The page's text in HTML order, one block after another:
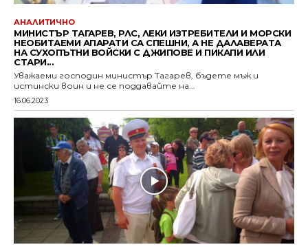
АНАЛИТИЧНО
МИНИСТЪР ТАГАРЕВ, РЛС, ЛЕКИ ИЗТРЕБИТЕЛИ И МОРСКИ
НЕОБИТАЕМИ АПАРАТИ СА СПЕШНИ, А НЕ ДАЛАВЕРАТА
НА СУХОПЪТНИ ВОЙСКИ С ДЖИПОВЕ И ПИКАПИ ИЛИ
СТАРИ...
Уважаеми господин министър Тагарев, бъдете мъж и
истински воин и не се поддавайте на...
16.06.2023